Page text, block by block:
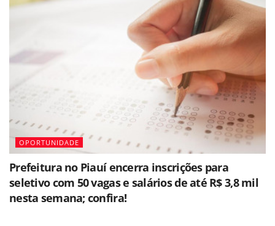
OPORTUNIDADE
Prefeitura no Piauí encerra inscrições para
seletivo com 50 vagas e salários de até R$ 3,8 mil
nesta semana; confira!